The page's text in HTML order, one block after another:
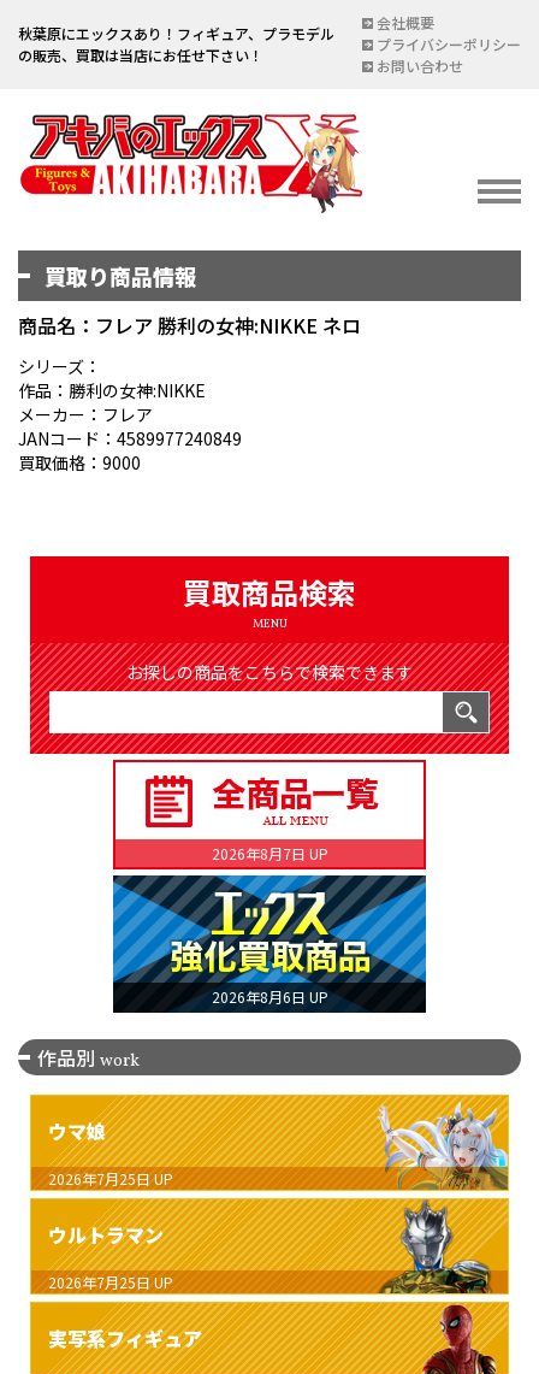
秋葉原にエックスあり！フィギュア、プラモデル
の販売、買取は当店にお任せ下さい！
会社概要
プライバシーポリシー
お問い合わせ
イベント情報
宅配買取のご案内
DELIVERY PURCHASE
買取お申し込み
ASSESSMENT
買取り商品情報
商品名：フレア 勝利の女神:NIKKE ネロ
シリーズ：
作品：勝利の女神:NIKKE
メーカー：フレア
JANコード：4589977240849
買取価格：9000
買取商品検索
MENU
お探しの商品をこちらで検索できます
2026年8月7日 UP
2026年8月6日 UP
作品別 work
ウマ娘
2026年7月25日 UP
ウルトラマン
2026年7月25日 UP
実写系フィギュア